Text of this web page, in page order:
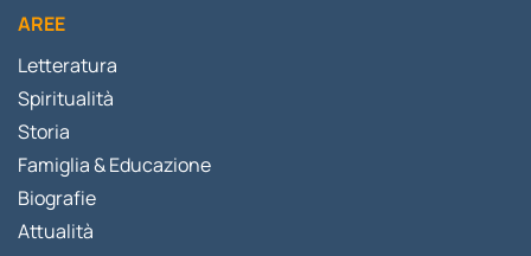
AREE
Letteratura
Spiritualità
Storia
Famiglia & Educazione
Biografie
Attualità